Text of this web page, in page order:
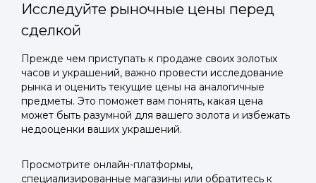
Исследуйте рыночные цены перед
сделкой
Прежде чем приступать к продаже своих золотых
часов и украшений, важно провести исследование
рынка и оценить текущие цены на аналогичные
предметы. Это поможет вам понять, какая цена
может быть разумной для вашего золота и избежать
недооценки ваших украшений.
Просмотрите онлайн-платформы,
специализированные магазины или обратитесь к